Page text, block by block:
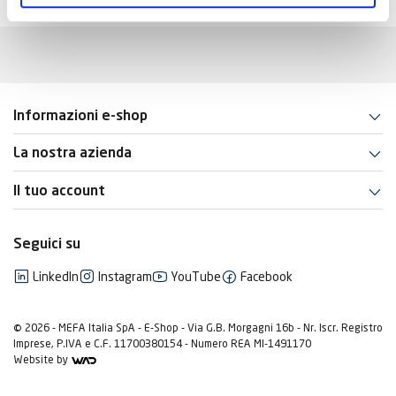
Informazioni e-shop
La nostra azienda
Il tuo account
Seguici su
LinkedIn Instagram YouTube Facebook
© 2026 - MEFA Italia SpA - E-Shop - Via G.B. Morgagni 16b - Nr. Iscr. Registro
Imprese, P.IVA e C.F. 11700380154 - Numero REA MI-1491170
Website by